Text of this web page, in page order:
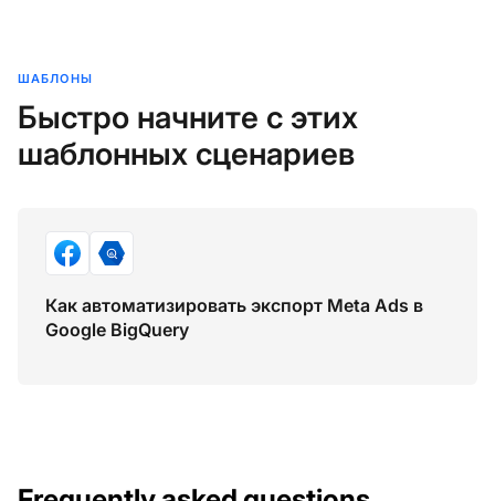
ШАБЛОНЫ
Быстро начните с этих
шаблонных сценариев
Как автоматизировать экспорт Meta Ads в
Google BigQuery